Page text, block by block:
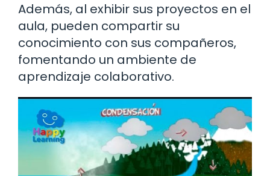
Además, al exhibir sus proyectos en el
aula, pueden compartir su
conocimiento con sus compañeros,
fomentando un ambiente de
aprendizaje colaborativo.